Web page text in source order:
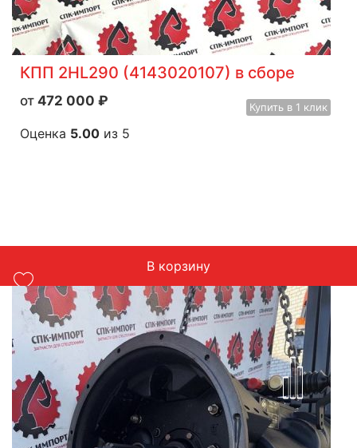
КПП 2HL290 (4143020107) в сборе
472 000 ₽ Купить в 1 клик
Оценка 5.00 из 5
В корзину